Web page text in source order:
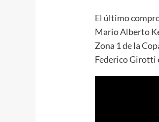
El último
Mario Alberto
Zona 1 de la
Federico Girotti